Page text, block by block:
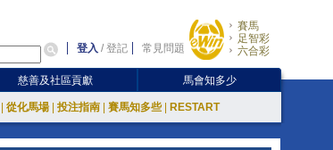
登入 /登記 常見問題
賽馬
足智彩
六合彩
慈善及社區貢獻 馬會知多少
從化馬場 投注指南 賽馬知多些 RESTART